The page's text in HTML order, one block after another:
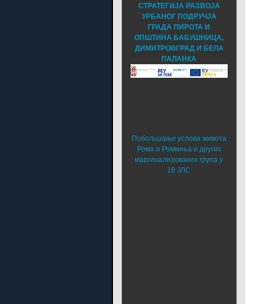
СТРАТЕГИЈА РАЗВОЈА
УРБАНОГ ПОДРУЧЈА
ГРАДА ПИРОТА И
ОПШТИНА БАБУШНИЦА,
ДИМИТРОВГРАД И БЕЛА
ПАЛАНКА
Побољшање услова живота
Рома и Ромкиња и других
маргинализованих група у
18 ЈЛС